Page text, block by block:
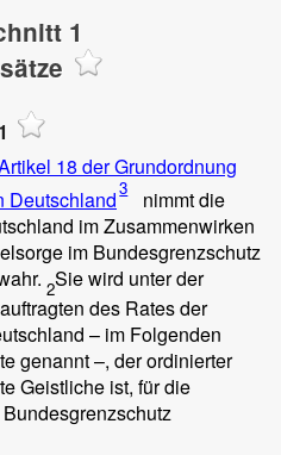
1
18 der Grundordnung
Deutschland3
nimmt die
im Zusammenwirken
im Bundesgrenzschutz
2Sie wird unter der
des Rates der
– im Folgenden
genannt –, der ordinierter
Geistliche ist, für die